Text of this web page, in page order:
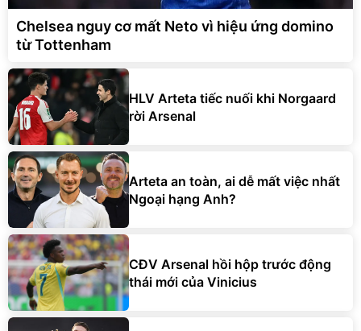
Chelsea nguy cơ mất Neto vì hiệu ứng domino
từ Tottenham
HLV Arteta tiếc nuối khi Norgaard
rời Arsenal
Arteta an toàn, ai dễ mất việc nhất
Ngoại hạng Anh?
CĐV Arsenal hồi hộp trước động
thái mới của Vinicius